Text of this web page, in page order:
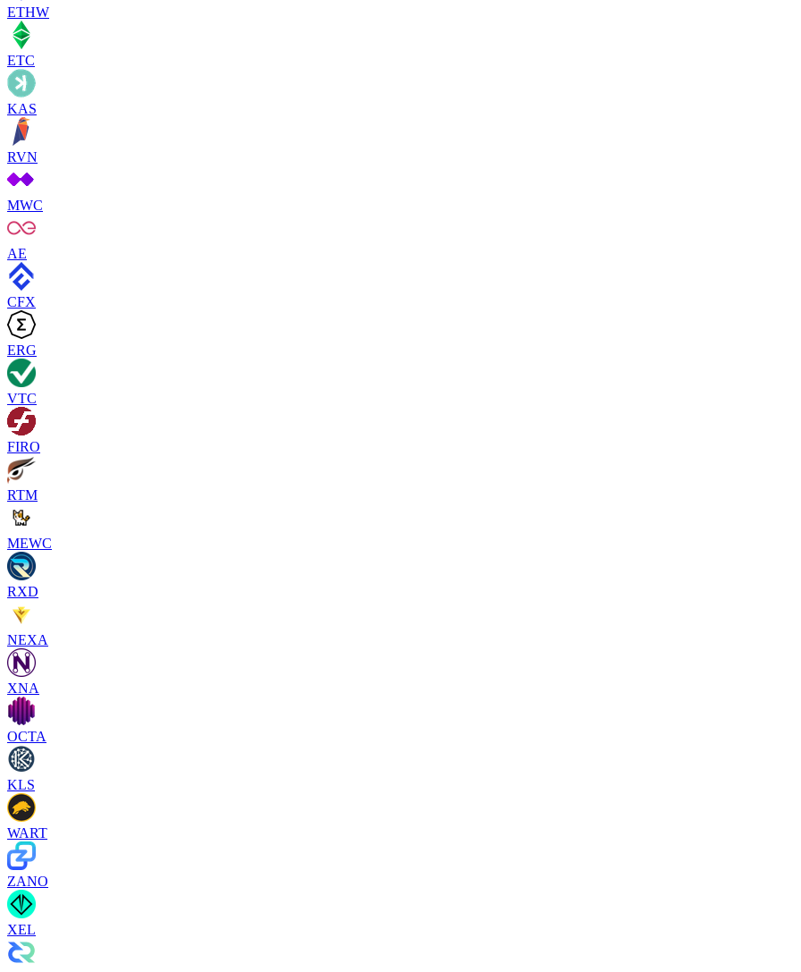
ETHW
ETC
KAS
RVN
MWC
AE
CFX
ERG
VTC
FIRO
RTM
MEWC
RXD
NEXA
XNA
OCTA
KLS
WART
ZANO
XEL